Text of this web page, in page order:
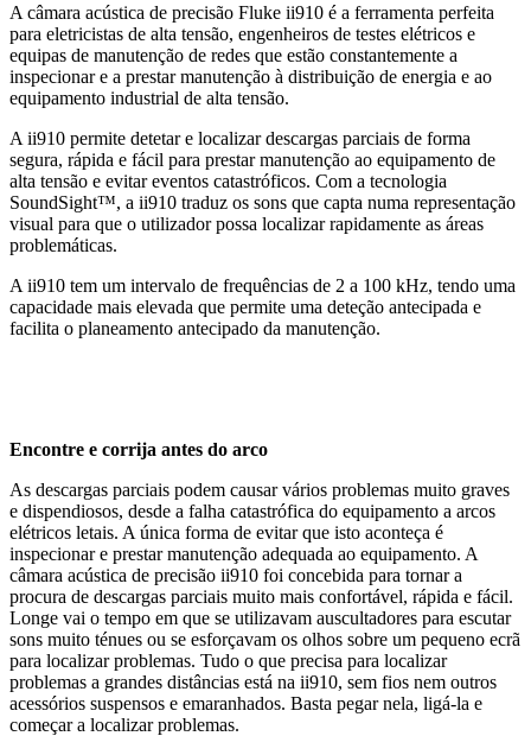
A câmara acústica de precisão Fluke ii910 é a ferramenta perfeita
para eletricistas de alta tensão, engenheiros de testes elétricos e
equipas de manutenção de redes que estão constantemente a
inspecionar e a prestar manutenção à distribuição de energia e ao
equipamento industrial de alta tensão.
A ii910 permite detetar e localizar descargas parciais de forma
segura, rápida e fácil para prestar manutenção ao equipamento de
alta tensão e evitar eventos catastróficos. Com a tecnologia
SoundSight™, a ii910 traduz os sons que capta numa representação
visual para que o utilizador possa localizar rapidamente as áreas
problemáticas.
A ii910 tem um intervalo de frequências de 2 a 100 kHz, tendo uma
capacidade mais elevada que permite uma deteção antecipada e
facilita o planeamento antecipado da manutenção.
Encontre e corrija antes do arco
As descargas parciais podem causar vários problemas muito graves
e dispendiosos, desde a falha catastrófica do equipamento a arcos
elétricos letais. A única forma de evitar que isto aconteça é
inspecionar e prestar manutenção adequada ao equipamento. A
câmara acústica de precisão ii910 foi concebida para tornar a
procura de descargas parciais muito mais confortável, rápida e fácil.
Longe vai o tempo em que se utilizavam auscultadores para escutar
sons muito ténues ou se esforçavam os olhos sobre um pequeno ecrã
para localizar problemas. Tudo o que precisa para localizar
problemas a grandes distâncias está na ii910, sem fios nem outros
acessórios suspensos e emaranhados. Basta pegar nela, ligá-la e
começar a localizar problemas.